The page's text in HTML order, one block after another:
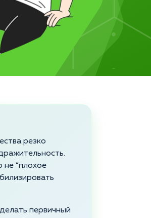
резко
“плохое
первичный